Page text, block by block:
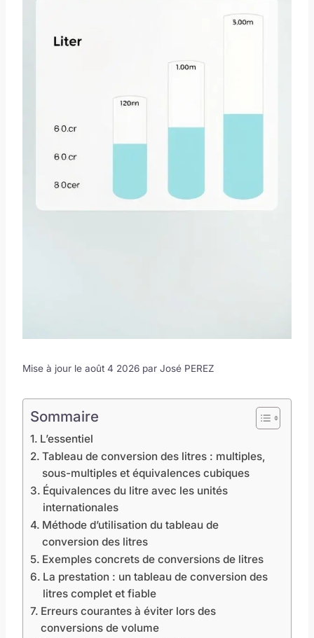
Mise à jour le août 4 2026 par José PEREZ
Sommaire
L’essentiel
Tableau de conversion des litres : multiples,
sous-multiples et équivalences cubiques
Équivalences du litre avec les unités
internationales
Méthode d’utilisation du tableau de
conversion des litres
Exemples concrets de conversions de litres
La prestation : un tableau de conversion des
litres complet et fiable
Erreurs courantes à éviter lors des
conversions de volume